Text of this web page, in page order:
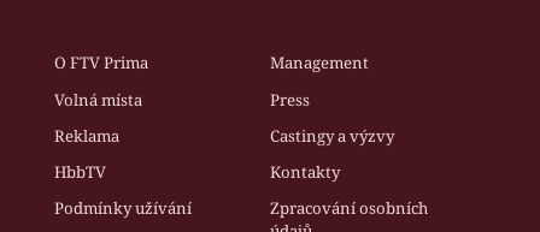
O FTV Prima
Management
Volná místa
Press
Reklama
Castingy a výzvy
HbbTV
Kontakty
Podmínky užívání
Zpracování osobních